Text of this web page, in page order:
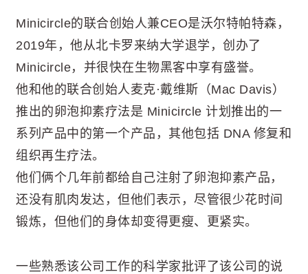
Minicircle的联合创始人兼CEO是沃尔特帕特森，
2019年，他从北卡罗来纳大学退学，创办了
Minicircle，并很快在生物黑客中享有盛誉。
他和他的联合创始人麦克·戴维斯（Mac Davis）
推出的卵泡抑素疗法是 Minicircle 计划推出的一
系列产品中的第一个产品，其他包括 DNA 修复和
组织再生疗法。
他们俩个几年前都给自己注射了卵泡抑素产品，
还没有肌肉发达，但他们表示，尽管很少花时间
锻炼，但他们的身体却变得更瘦、更紧实。
一些熟悉该公司工作的科学家批评了该公司的说